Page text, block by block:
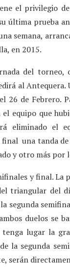
el privilegio
última prueba
semana,
en 2015.
del
al
de Febrero.
equipo que
eliminado el
una tanda
y otro más por
y final.
triangular del
segunda
duelos
lugar la
la segunda
serán